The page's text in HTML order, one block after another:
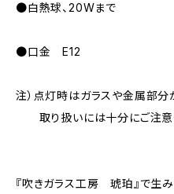
●白熱球、20Wまで
●口金 E12
注）点灯時はガラスや金属部分
取り扱いには十分にご注意
『吹きガラス工房 琥珀』で生